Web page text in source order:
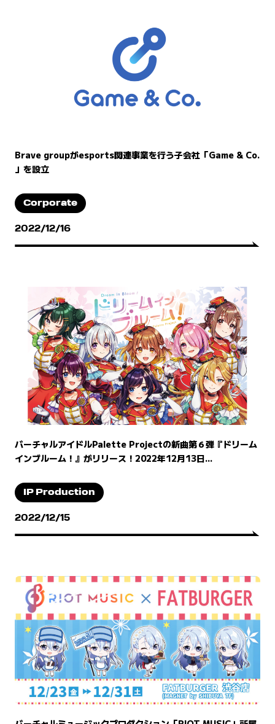
Brave groupがesports関連事業を行う子会社「Game & Co.
」を設立
Corporate
2022/12/16
バーチャルアイドルPalette Projectの新曲第６弾『ドリーム
インブルーム！』がリリース！2022年12月13日...
IP Production
2022/12/15